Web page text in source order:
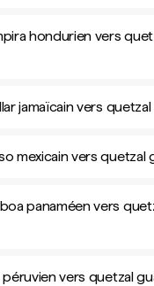
hondurien vers
jamaïcain vers
mexicain vers quetzal
panaméen vers
péruvien vers quetzal